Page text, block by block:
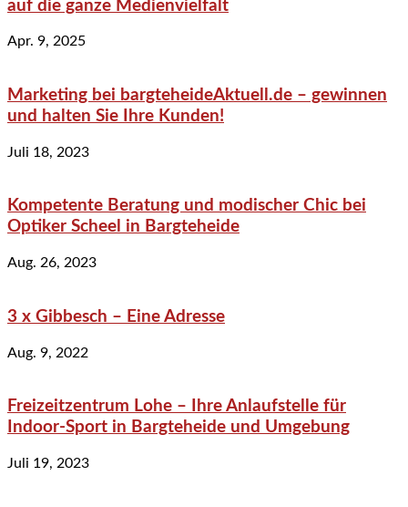
auf die ganze Medienvielfalt
Apr. 9, 2025
Marketing bei bargteheideAktuell.de – gewinnen
und halten Sie Ihre Kunden!
Juli 18, 2023
Kompetente Beratung und modischer Chic bei
Optiker Scheel in Bargteheide
Aug. 26, 2023
3 x Gibbesch – Eine Adresse
Aug. 9, 2022
Freizeitzentrum Lohe – Ihre Anlaufstelle für
Indoor-Sport in Bargteheide und Umgebung
Juli 19, 2023